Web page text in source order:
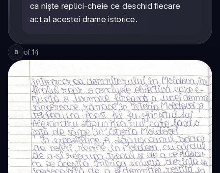
ca niște replici-cheie ce deschid fiecare
act al acestei drame istorice.
8 of 14